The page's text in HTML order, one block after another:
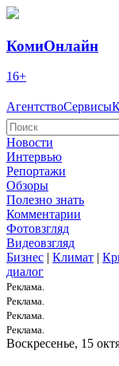
КомиОнлайн
16+
АгентствоСервисы
Новости
Интервью
Репортажи
Обзоры
Полезно знать
Комментарии
Фотовзгляд
Видеовзгляд
Бизнес | Климат |
диалог
Реклама.
Реклама.
Реклама.
Реклама.
Воскресенье, 15